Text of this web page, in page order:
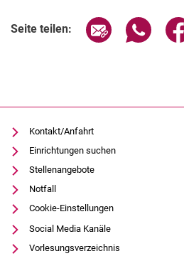
Seite teilen: Seite über E-
Kontakt/Anfahrt
Einrichtungen suchen
Stellenangebote
Notfall
Cookie-Einstellungen
Social Media Kanäle
Vorlesungsverzeichnis